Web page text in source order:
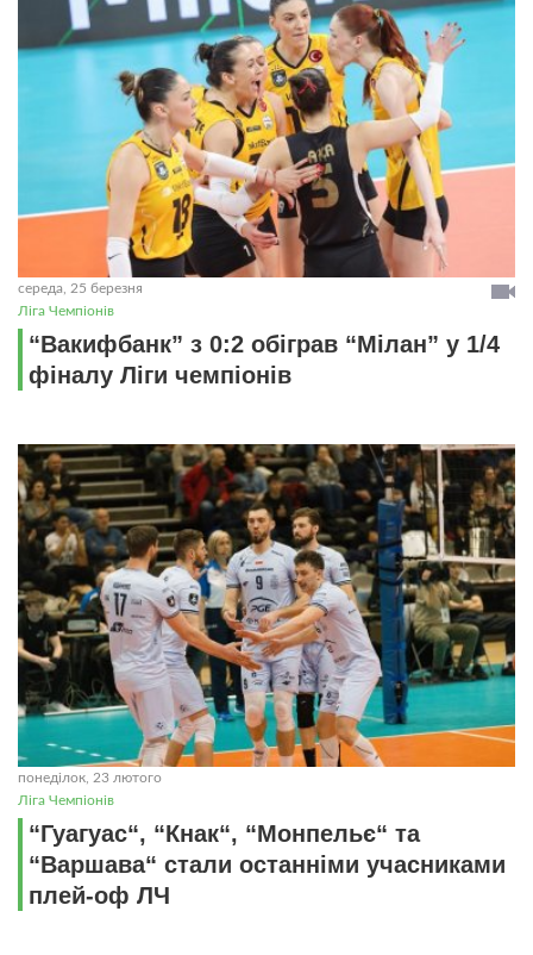
середа, 25 березня
Ліга Чемпіонів
“Вакифбанк” з 0:2 обіграв “Мілан” у 1/4
фіналу Ліги чемпіонів
понеділок, 23 лютого
Ліга Чемпіонів
“Гуагуас“, “Кнак“, “Монпельє“ та
“Варшава“ стали останніми учасниками
плей-оф ЛЧ